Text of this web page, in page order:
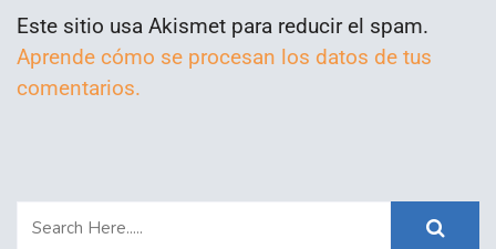
Este sitio usa Akismet para reducir el spam.
Aprende cómo se procesan los datos de tus
comentarios.